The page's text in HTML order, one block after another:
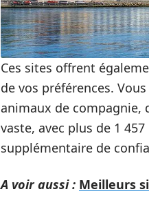
Ces sites offrent
de vos préférences.
animaux de compagnie,
vaste, avec plus de 1
supplémentaire de
A voir aussi : Meilleurs